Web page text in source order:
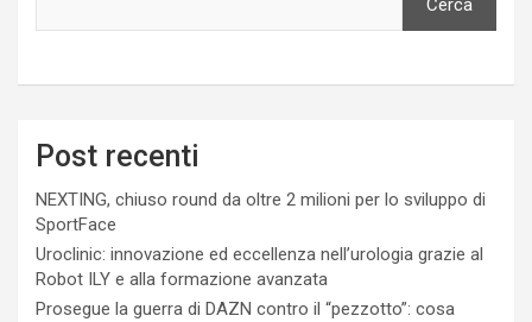
Cerca
Post recenti
NEXTING, chiuso round da oltre 2 milioni per lo sviluppo di
SportFace
Uroclinic: innovazione ed eccellenza nell’urologia grazie al
Robot ILY e alla formazione avanzata
Prosegue la guerra di DAZN contro il “pezzotto”: cosa